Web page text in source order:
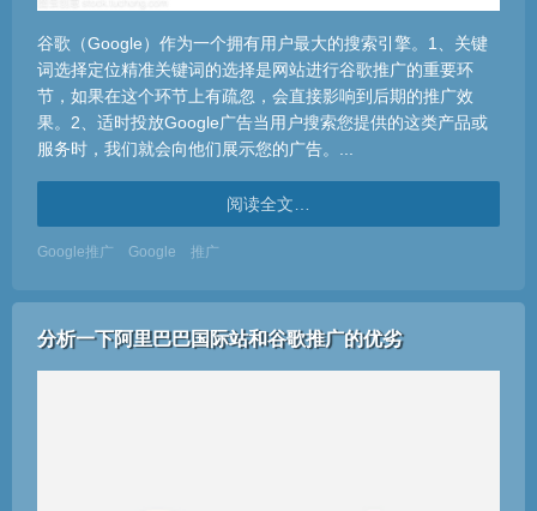
谷歌（Google）作为一个拥有用户最大的搜索引擎。1、关键
词选择定位精准关键词的选择是网站进行谷歌推广的重要环
节，如果在这个环节上有疏忽，会直接影响到后期的推广效
果。2、适时投放Google广告当用户搜索您提供的这类产品或
服务时，我们就会向他们展示您的广告。...
阅读全文…
Google推广 Google 推广
分析一下阿里巴巴国际站和谷歌推广的优劣